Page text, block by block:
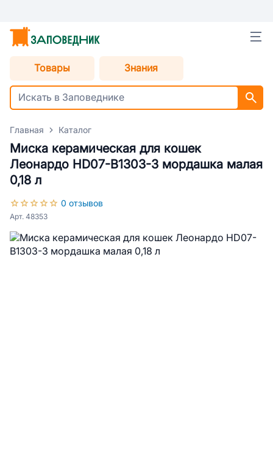
Товары Знания
Главная Каталог
Миска керамическая для кошек
Леонардо HD07-В1303-3 мордашка малая
0,18 л
0 отзывов
Арт. 48353